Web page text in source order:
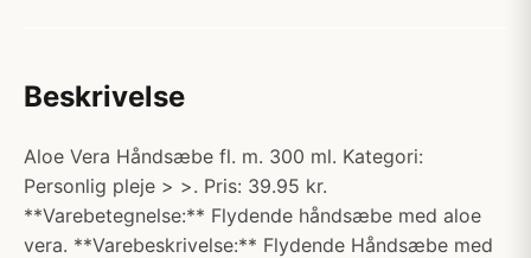
Beskrivelse
Aloe Vera Håndsæbe fl. m. 300 ml. Kategori:
Personlig pleje > >. Pris: 39.95 kr.
**Varebetegnelse:** Flydende håndsæbe med aloe
vera. **Varebeskrivelse:** Flydende Håndsæbe med